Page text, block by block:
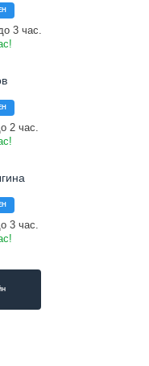
3 час.
2 час.
3 час.